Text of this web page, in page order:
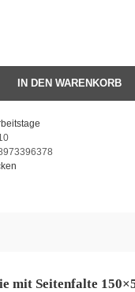
IN DEN WARENKORB
mit Seitenfalte